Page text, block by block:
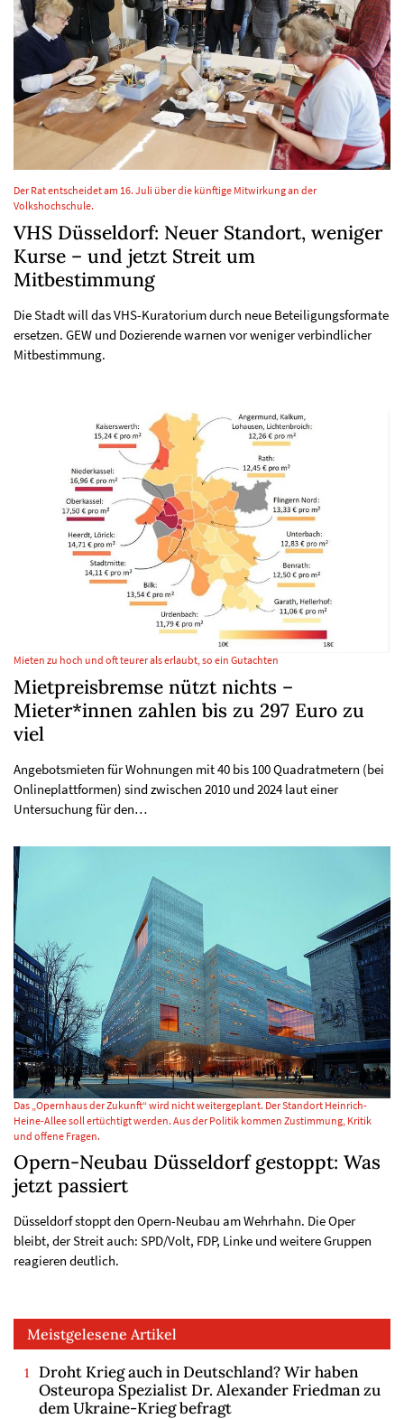
Der Rat entscheidet am 16. Juli über die künftige Mitwirkung an der
Volkshochschule.
VHS Düsseldorf: Neuer Standort, weniger
Kurse – und jetzt Streit um
Mitbestimmung
Die Stadt will das VHS-Kuratorium durch neue Beteiligungsformate
ersetzen. GEW und Dozierende warnen vor weniger verbindlicher
Mitbestimmung.
Mieten zu hoch und oft teurer als erlaubt, so ein Gutachten
Mietpreisbremse nützt nichts –
Mieter*innen zahlen bis zu 297 Euro zu
viel
Angebotsmieten für Wohnungen mit 40 bis 100 Quadratmetern (bei
Onlineplattformen) sind zwischen 2010 und 2024 laut einer
Untersuchung für den…
Das „Opernhaus der Zukunft“ wird nicht weitergeplant. Der Standort Heinrich-
Heine-Allee soll ertüchtigt werden. Aus der Politik kommen Zustimmung, Kritik
und offene Fragen.
Opern-Neubau Düsseldorf gestoppt: Was
jetzt passiert
Düsseldorf stoppt den Opern-Neubau am Wehrhahn. Die Oper
bleibt, der Streit auch: SPD/Volt, FDP, Linke und weitere Gruppen
reagieren deutlich.
Meistgelesene Artikel
Droht Krieg auch in Deutschland? Wir haben
Osteuropa Spezialist Dr. Alexander Friedman zu
dem Ukraine-Krieg befragt